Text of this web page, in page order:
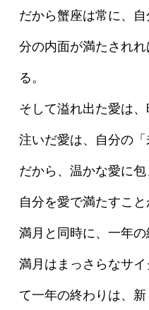
だから蟹座は常に、
分の内面が満たされ
る。
そして溢れ出た愛は
注いだ愛は、自分の「
だから、温かな愛に
自分を愛で満たすこと
満月と同時に、一年の
満月はまっさらなサ
て一年の終わりは、